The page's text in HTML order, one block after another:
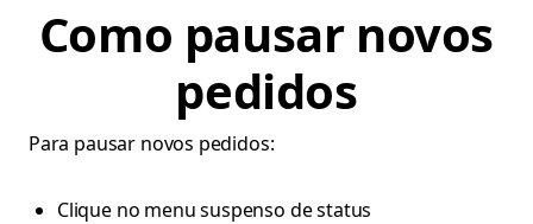
Como pausar novos
pedidos
Para pausar novos pedidos:
Clique no menu suspenso de status